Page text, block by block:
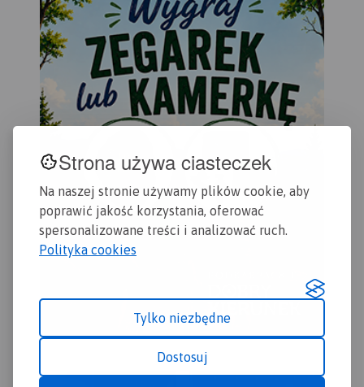
Strona używa ciasteczek
Na naszej stronie używamy plików cookie, aby
poprawić jakość korzystania, oferować
spersonalizowane treści i analizować ruch.
Polityka cookies
Tylko niezbędne
Dostosuj
wyróżniono miejsca i
miejscowości warte
odwiedzenia.